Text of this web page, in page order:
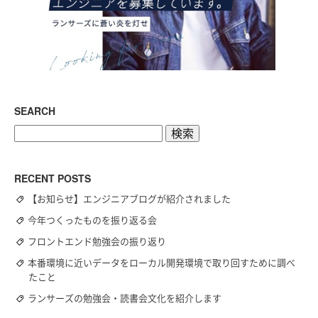
SEARCH
RECENT POSTS
【お知らせ】エンジニアブログが紹介されました
今年つくったものを振り返る会
フロントエンド勉強会の振り返り
本番環境に近いデータをローカル開発環境で取り回すために調べ
たこと
ランサーズの勉強会・読書会文化を紹介します